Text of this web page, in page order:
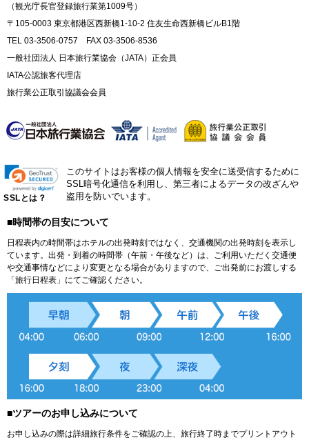
（観光庁長官登録旅行業第1009号）
〒105-0003 東京都港区西新橋1-10-2 住友生命西新橋ビルB1階
TEL 03-3506-0757 FAX 03-3506-8536
一般社団法人 日本旅行業協会（JATA）正会員
IATA公認旅客代理店
旅行業公正取引協議会会員
SSLとは？
このサイトはお客様の個人情報を安全に送受信するために
SSL暗号化通信を利用し、第三者によるデータの改ざんや
盗用を防いでいます。
■時間帯の目安について
日程表内の時間帯はホテルの出発時刻ではなく、交通機関の出発時刻を表示し
ています。出発・到着の時間帯（午前・午後など）は、ご利用いただく交通便
や交通事情などにより変更となる場合がありますので、ご出発前にお渡しする
「旅行日程表」にてご確認ください。
■ツアーのお申し込みについて
お申し込みの際は詳細旅行条件をご確認の上、旅行終了時までプリントアウト